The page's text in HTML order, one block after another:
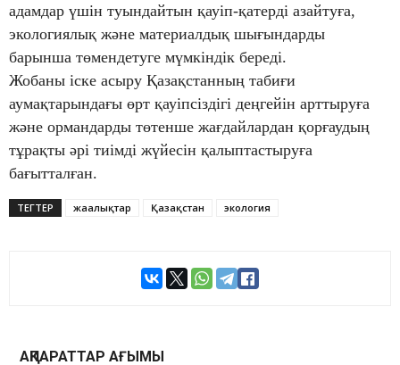
адамдар үшін туындайтын қауіп-қатерді азайтуға,
экологиялық және материалдық шығындарды
барынша төмендетуге мүмкіндік береді.
Жобаны іске асыру Қазақстанның табиғи
аумақтарындағы өрт қауіпсіздігі деңгейін арттыруға
және ормандарды төтенше жағдайлардан қорғаудың
тұрақты әрі тиімді жүйесін қалыптастыруға
бағытталған.
ТЕГТЕР жаңалықтар Қазақстан экология
АҚПАРАТТАР АҒЫМЫ